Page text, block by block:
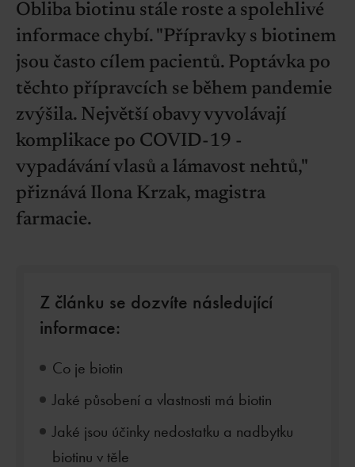
Obliba biotinu stále roste a spolehlivé
informace chybí. "Přípravky s biotinem
jsou často cílem pacientů. Poptávka po
těchto přípravcích se během pandemie
zvýšila. Největší obavy vyvolávají
komplikace po COVID-19 -
vypadávání vlasů a lámavost nehtů,"
přiznává Ilona Krzak, magistra
farmacie.
Z článku se dozvíte následující
informace:
Co je biotin
Jaké působení a vlastnosti má biotin
Jaké jsou účinky nedostatku a nadbytku
biotinu v těle